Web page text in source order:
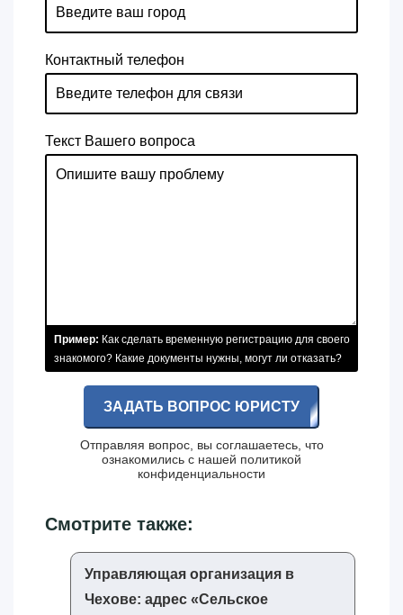
Контактный телефон
Текст Вашего вопроса
Пример: Как сделать временную регистрацию для своего
знакомого? Какие документы нужны, могут ли отказать?
ЗАДАТЬ ВОПРОС ЮРИСТУ
Отправляя вопрос, вы соглашаетесь, что
ознакомились с нашей политикой
конфиденциальности
Смотрите также:
Управляющая организация в
Чехове: адрес «‎Сельское